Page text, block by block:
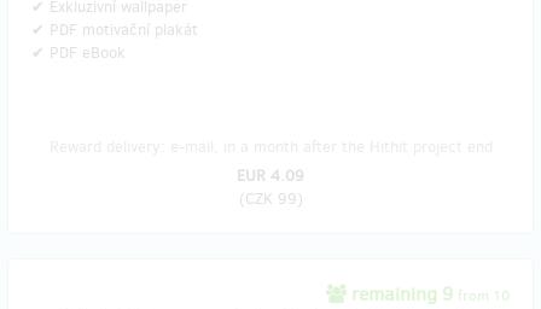
✔ Exkluzivní wallpaper
✔ PDF motivační plakát
✔ PDF eBook
EUR 4.09
(CZK 99)
remaining 9 from 10